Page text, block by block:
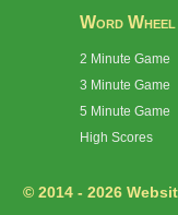
Word Wheel
2 Minute Game
3 Minute Game
5 Minute Game
High Scores
© 2014 - 2026